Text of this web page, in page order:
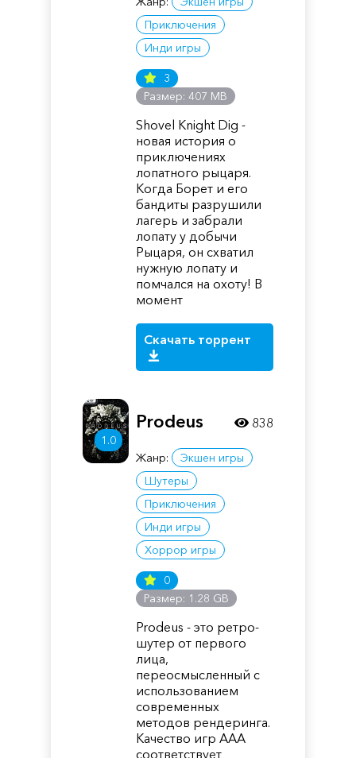
Приключения
Инди игры
3
Размер: 407 MB
Shovel Knight Dig -
новая история о
приключениях
лопатного рыцаря.
Когда Борет и его
бандиты разрушили
лагерь и забрали
лопату у добычи
Рыцаря, он схватил
нужную лопату и
помчался на охоту! В
момент
Скачать торрент
1.0
Prodeus
Жанр:
Экшен игры
Шутеры
Приключения
Инди игры
Хоррор игры
0
Размер: 1.28 GB
Prodeus - это ретро-
шутер от первого
лица,
переосмысленный с
использованием
современных
методов рендеринга.
Качество игр AAA
соответствует
838